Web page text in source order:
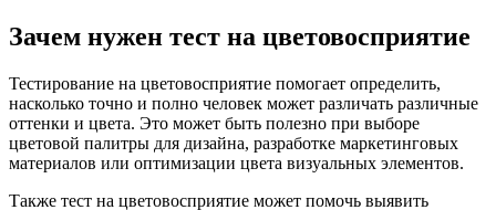
Зачем нужен тест на цветовосприятие
Тестирование на цветовосприятие помогает определить,
насколько точно и полно человек может различать различные
оттенки и цвета. Это может быть полезно при выборе
цветовой палитры для дизайна, разработке маркетинговых
материалов или оптимизации цвета визуальных элементов.
Также тест на цветовосприятие может помочь выявить